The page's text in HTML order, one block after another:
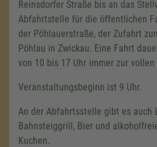
Reinsdorfer Straße bis an das
Abfahrtstelle für die öffentlichen
der Pöhlauerstraße, der Zufahrt
Pöhlau in Zwickau. Eine Fahrt
von 10 bis 17 Uhr immer zur vollen
Veranstaltungsbeginn ist 9 Uhr.
An der Abfahrtsstelle gibt es auch
Bahnsteiggrill, Bier und
Kuchen.